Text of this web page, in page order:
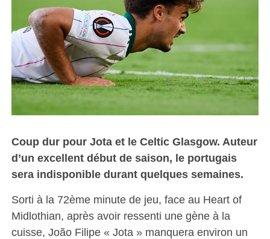
Coup dur pour Jota et le Celtic Glasgow. Auteur
d’un excellent début de saison, le portugais
sera indisponible durant quelques semaines.
Sorti à la 72ème minute de jeu, face au Heart of
Midlothian, après avoir ressenti une gène à la
cuisse, João Filipe « Jota » manquera environ un